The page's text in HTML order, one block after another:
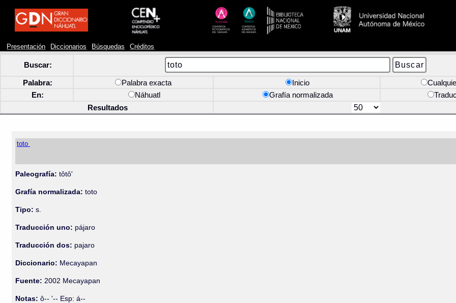
Presentación Diccionarios Búsquedas Créditos
Buscar:
Palabra: Palabra exacta Inicio
En:
Náhuatl Grafía normalizada
Resultados
toto
Paleografía: tôtô'
Grafía normalizada: toto
Tipo: s.
Traducción uno: pájaro
Traducción dos: pajaro
Diccionario: Mecayapan
Fuente: 2002 Mecayapan
Notas: ô-- '-- Esp: á--